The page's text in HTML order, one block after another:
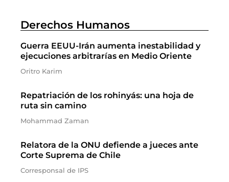
Derechos Humanos
Guerra EEUU-Irán aumenta inestabilidad y
ejecuciones arbitrarías en Medio Oriente
Oritro Karim
Repatriación de los rohinyás: una hoja de
ruta sin camino
Mohammad Zaman
Relatora de la ONU defiende a jueces ante
Corte Suprema de Chile
Corresponsal de IPS